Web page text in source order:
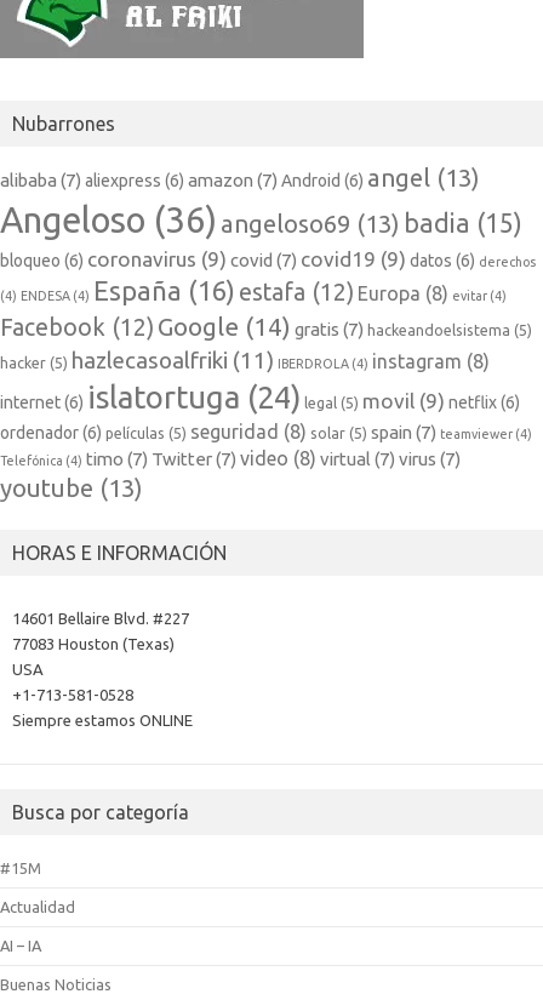
Nubarrones
alibaba (7) aliexpress (6) amazon (7) Android (6) angel (13)
Angeloso (36) angeloso69 (13) badia (15)
bloqueo (6) coronavirus (9) covid (7) covid19 (9) datos (6) derechos
(4) ENDESA (4) España (16) estafa (12) Europa (8) evitar (4)
Facebook (12) Google (14) gratis (7) hackeandoelsistema (5)
hacker (5) hazlecasoalfriki (11) IBERDROLA (4) instagram (8)
internet(6) islatortuga (24) legal (5) movil (9) netflix(6)
ordenador(6) películas (5) seguridad (8) solar (5) spain (7) teamviewer (4)
Telefónica (4) timo (7) Twitter(7) video (8) virtual (7) virus (7)
youtube (13)
HORAS E INFORMACIÓN
14601 Bellaire Blvd. #227
77083 Houston (Texas)
USA
+1-713-581-0528
Siempre estamos ONLINE
Busca por categoría
#15M
Actualidad
AI – IA
Buenas Noticias